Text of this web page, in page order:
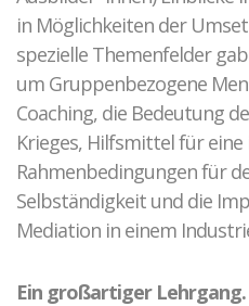
in Möglichkeiten der
spezielle Themenfelder
um Gruppenbezogene
Coaching, die Bedeutung
Krieges, Hilfsmittel für
Rahmenbedingungen für
Selbständigkeit und die
Mediation in einem
Ein großartiger